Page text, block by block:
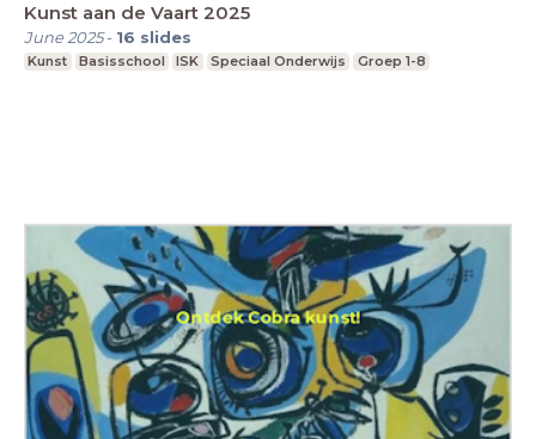
Kunst aan de Vaart 2025
June 2025- 16 slides
Kunst Basisschool ISK Speciaal Onderwijs Groep 1-8